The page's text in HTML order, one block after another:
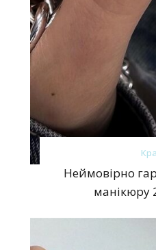
Неймовірно
манікюру